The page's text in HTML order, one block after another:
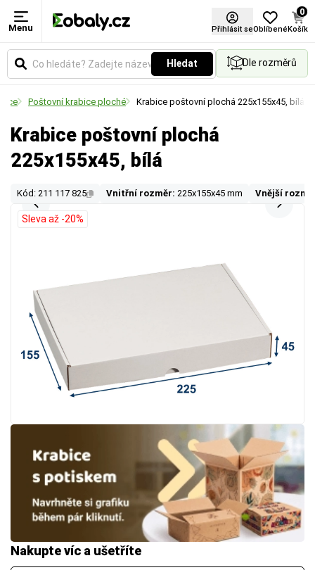
Menu Přihlásit seOblíbené
0
Košík
Hledat Dle rozměrů
Poštovní krabice ploché Krabice poštovní plochá 225x155x45, bílá
Krabice poštovní plochá
225x155x45, bílá
Kód: 211 117 825 Vnitřní rozměr: 225x155x45 mm Vnější
Nakupte víc a ušetříte
Sleva až -20%